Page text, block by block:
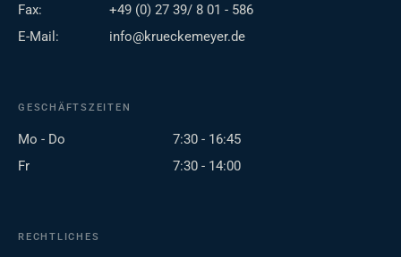
Fax:
+49 (0) 27 39/ 8 01 - 586
E-Mail:
info@krueckemeyer.de
GESCHÄFTSZEITEN
Mo - Do
7:30 - 16:45
Fr
7:30 - 14:00
RECHTLICHES